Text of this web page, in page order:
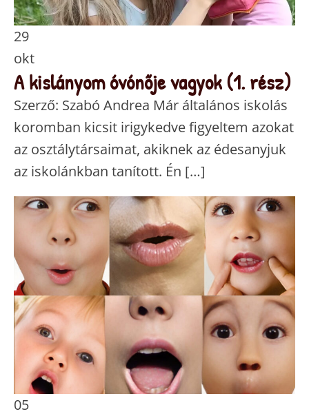
29
okt
A kislányom óvónője vagyok (1. rész)
Szerző: Szabó Andrea Már általános iskolás
koromban kicsit irigykedve figyeltem azokat
az osztálytársaimat, akiknek az édesanyjuk
az iskolánkban tanított. Én […]
05